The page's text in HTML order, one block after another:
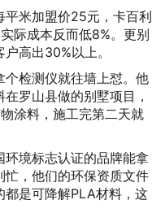
平米加盟价25元，卡百利
际成本反而低8%。更别
高出30%以上。
检测仪就往墙上怼。他
罗山县做的别墅项目，
涂料，施工完第二天就
境标志认证的品牌能拿
，他们的环保资质文件
都是可降解PLA材料，这